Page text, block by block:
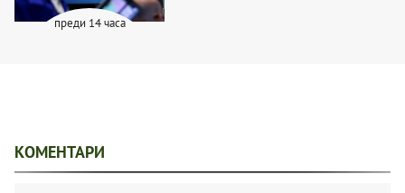
преди 14 часа
КОМЕНТАРИ